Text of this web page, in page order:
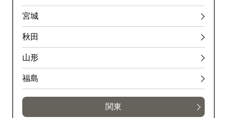
宮城
秋田
山形
福島
関東